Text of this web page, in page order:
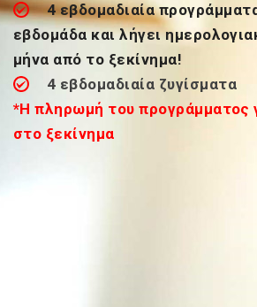
4 εβδομαδιαία
εβδομάδα και λήγει
μήνα από το ξεκίνημα!
4 εβδομαδιαία ζυγίσματα
*Η πληρωμή του προγράμματος
στο ξεκίνημα